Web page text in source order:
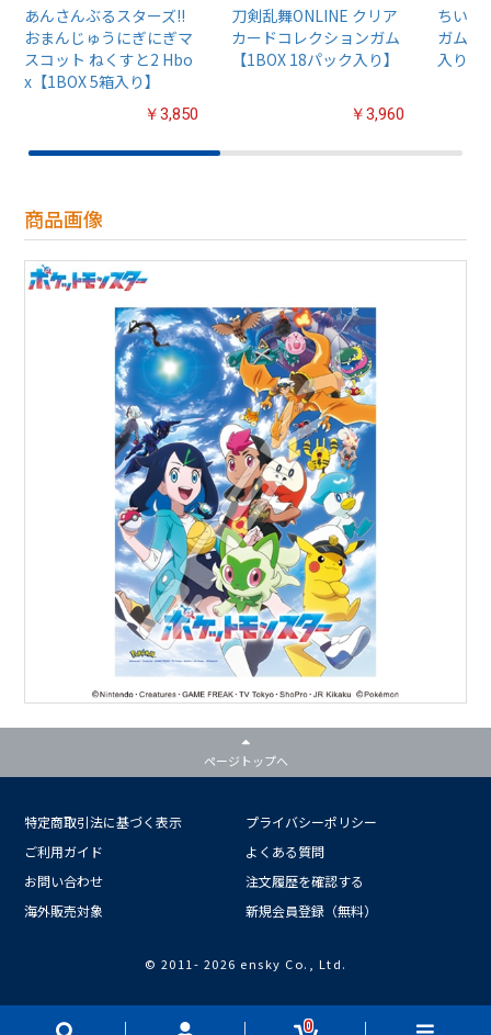
あんさんぶるスターズ!!
おまんじゅうにぎにぎマ
スコット ねくすと2 Hbo
x【1BOX 5箱入り】
￥3,850
刀剣乱舞ONLINE クリア
カードコレクションガム
【1BOX 18パック入り】
￥3,960
ちいか
ガム4
入り】
商品画像
0
ページトップへ
特定商取引法に基づく表示
プライバシーポリシー
ご利用ガイド
よくある質問
お問い合わせ
注文履歴を確認する
海外販売対象
新規会員登録（無料）
© 2011- 2026 ensky Co., Ltd.